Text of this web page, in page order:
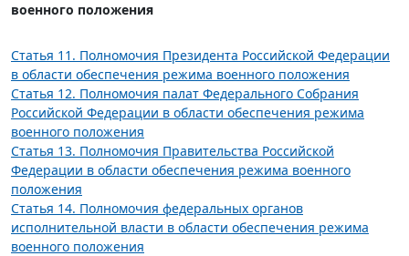
военного положения
Статья 11. Полномочия Президента Российской Федерации
в области обеспечения режима военного положения
Статья 12. Полномочия палат Федерального Собрания
Российской Федерации в области обеспечения режима
военного положения
Статья 13. Полномочия Правительства Российской
Федерации в области обеспечения режима военного
положения
Статья 14. Полномочия федеральных органов
исполнительной власти в области обеспечения режима
военного положения